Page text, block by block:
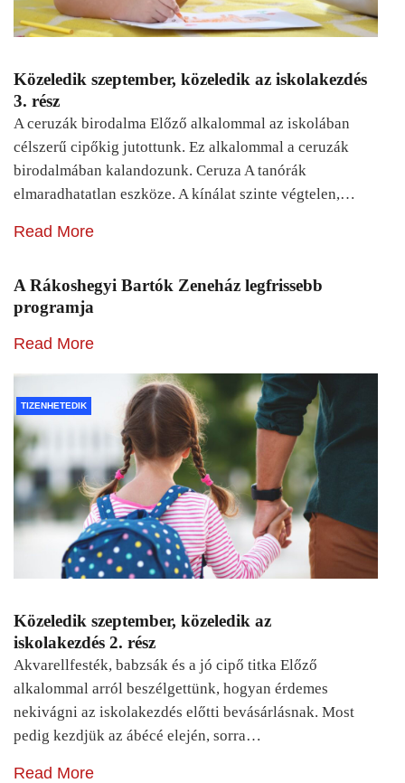
Közeledik szeptember, közeledik az iskolakezdés
3. rész
A ceruzák birodalma Előző alkalommal az iskolában
célszerű cipőkig jutottunk. Ez alkalommal a ceruzák
birodalmában kalandozunk. Ceruza A tanórák
elmaradhatatlan eszköze. A kínálat szinte végtelen,…
Read More
A Rákoshegyi Bartók Zeneház legfrissebb
programja
Read More
TIZENHETEDIK
Közeledik szeptember, közeledik az
iskolakezdés 2. rész
Akvarellfesték, babzsák és a jó cipő titka Előző
alkalommal arról beszélgettünk, hogyan érdemes
nekivágni az iskolakezdés előtti bevásárlásnak. Most
pedig kezdjük az ábécé elején, sorra…
Read More